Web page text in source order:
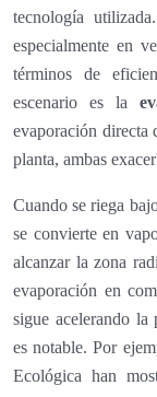
tecnología
especialmente en
términos de
escenario es la
evaporación directa
planta, ambas
Cuando se riega
se convierte en
alcanzar la zona
evaporación en
sigue acelerando la
es notable. Por
Ecológica han